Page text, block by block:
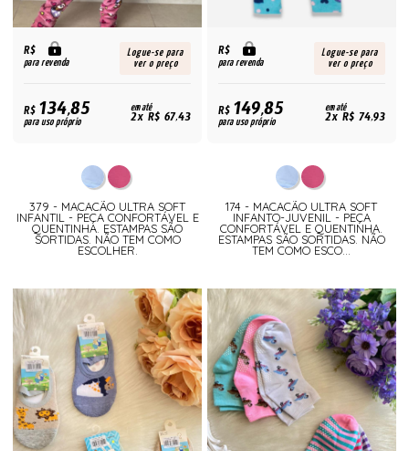
R$
para revenda
Logue-se para
ver o preço
R$134,85
para uso próprio
em até
2x R$ 67,43
379 - MACACÃO ULTRA SOFT
INFANTIL - PEÇA CONFORTÁVEL E
QUENTINHA. ESTAMPAS SÃO
SORTIDAS. NÃO TEM COMO
ESCOLHER.
R$
para revenda
Logue-se para
ver o preço
R$149,85
para uso próprio
em até
2x R$ 74,93
174 - MACACÃO ULTRA SOFT
INFANTO-JUVENIL - PEÇA
CONFORTÁVEL E QUENTINHA.
ESTAMPAS SÃO SORTIDAS. NÃO
TEM COMO ESCO...